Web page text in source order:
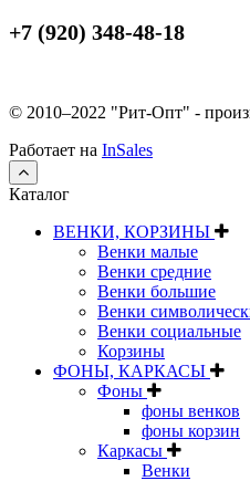
+7 (920) 348-48-18
© 2010–2022 "Рит-Опт" -
Работает на InSales
Каталог
ВЕНКИ, КОРЗИНЫ
Венки малые
Венки средние
Венки большие
Венки
Венки социальные
Корзины
ФОНЫ, КАРКАСЫ
Фоны
фоны венков
фоны корзин
Каркасы
Венки